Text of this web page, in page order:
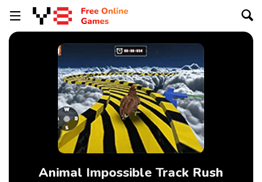
Animal Impossible Track Rush